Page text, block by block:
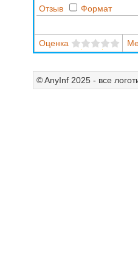
Отзыв Формат
Оценка
© AnyInf 2025 - все